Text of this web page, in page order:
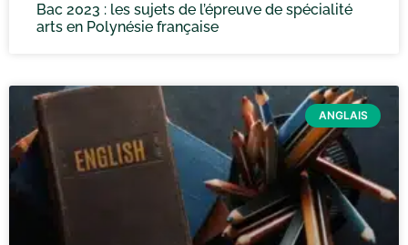
Bac 2023 : les sujets de l’épreuve de spécialité
arts en Polynésie française
ANGLAIS